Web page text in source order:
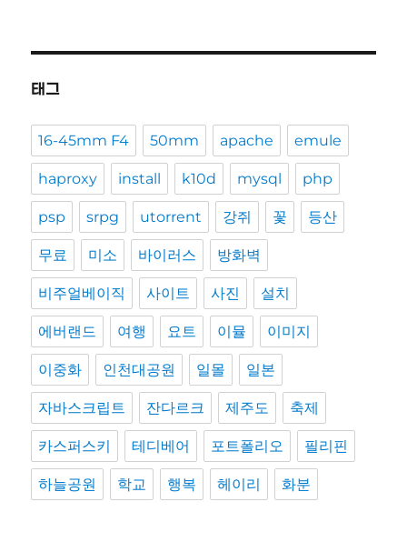
태그
16-45mm F4 50mm apache emule
haproxy install k10d mysql php
psp srpg utorrent 강쥐 꽃 등산
무료 미소 바이러스 방화벽
비주얼베이직 사이트 사진 설치
에버랜드 여행 요트 이뮬 이미지
이중화 인천대공원 일몰 일본
자바스크립트 잔다르크 제주도 축제
카스퍼스키 테디베어 포트폴리오 필리핀
하늘공원 학교 행복 헤이리 화분